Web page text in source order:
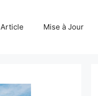
Article Mise à Jour